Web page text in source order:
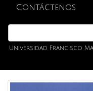
Contáctenos
Universidad Francisco